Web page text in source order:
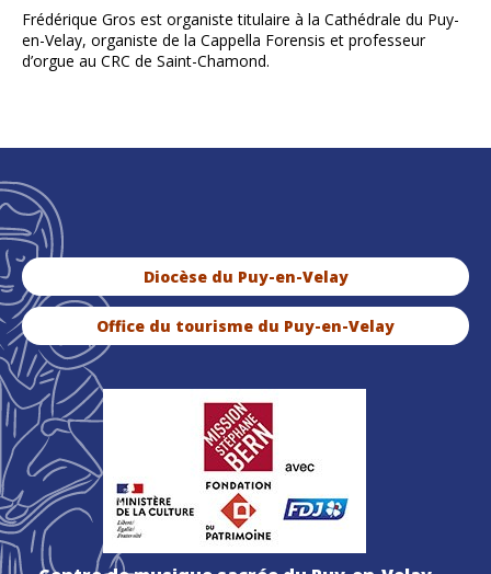
Frédérique Gros est organiste titulaire à la Cathédrale du Puy-
en-Velay, organiste de la Cappella Forensis et professeur
d’orgue au CRC de Saint-Chamond.
Diocèse du Puy-en-Velay
Office du tourisme du Puy-en-Velay